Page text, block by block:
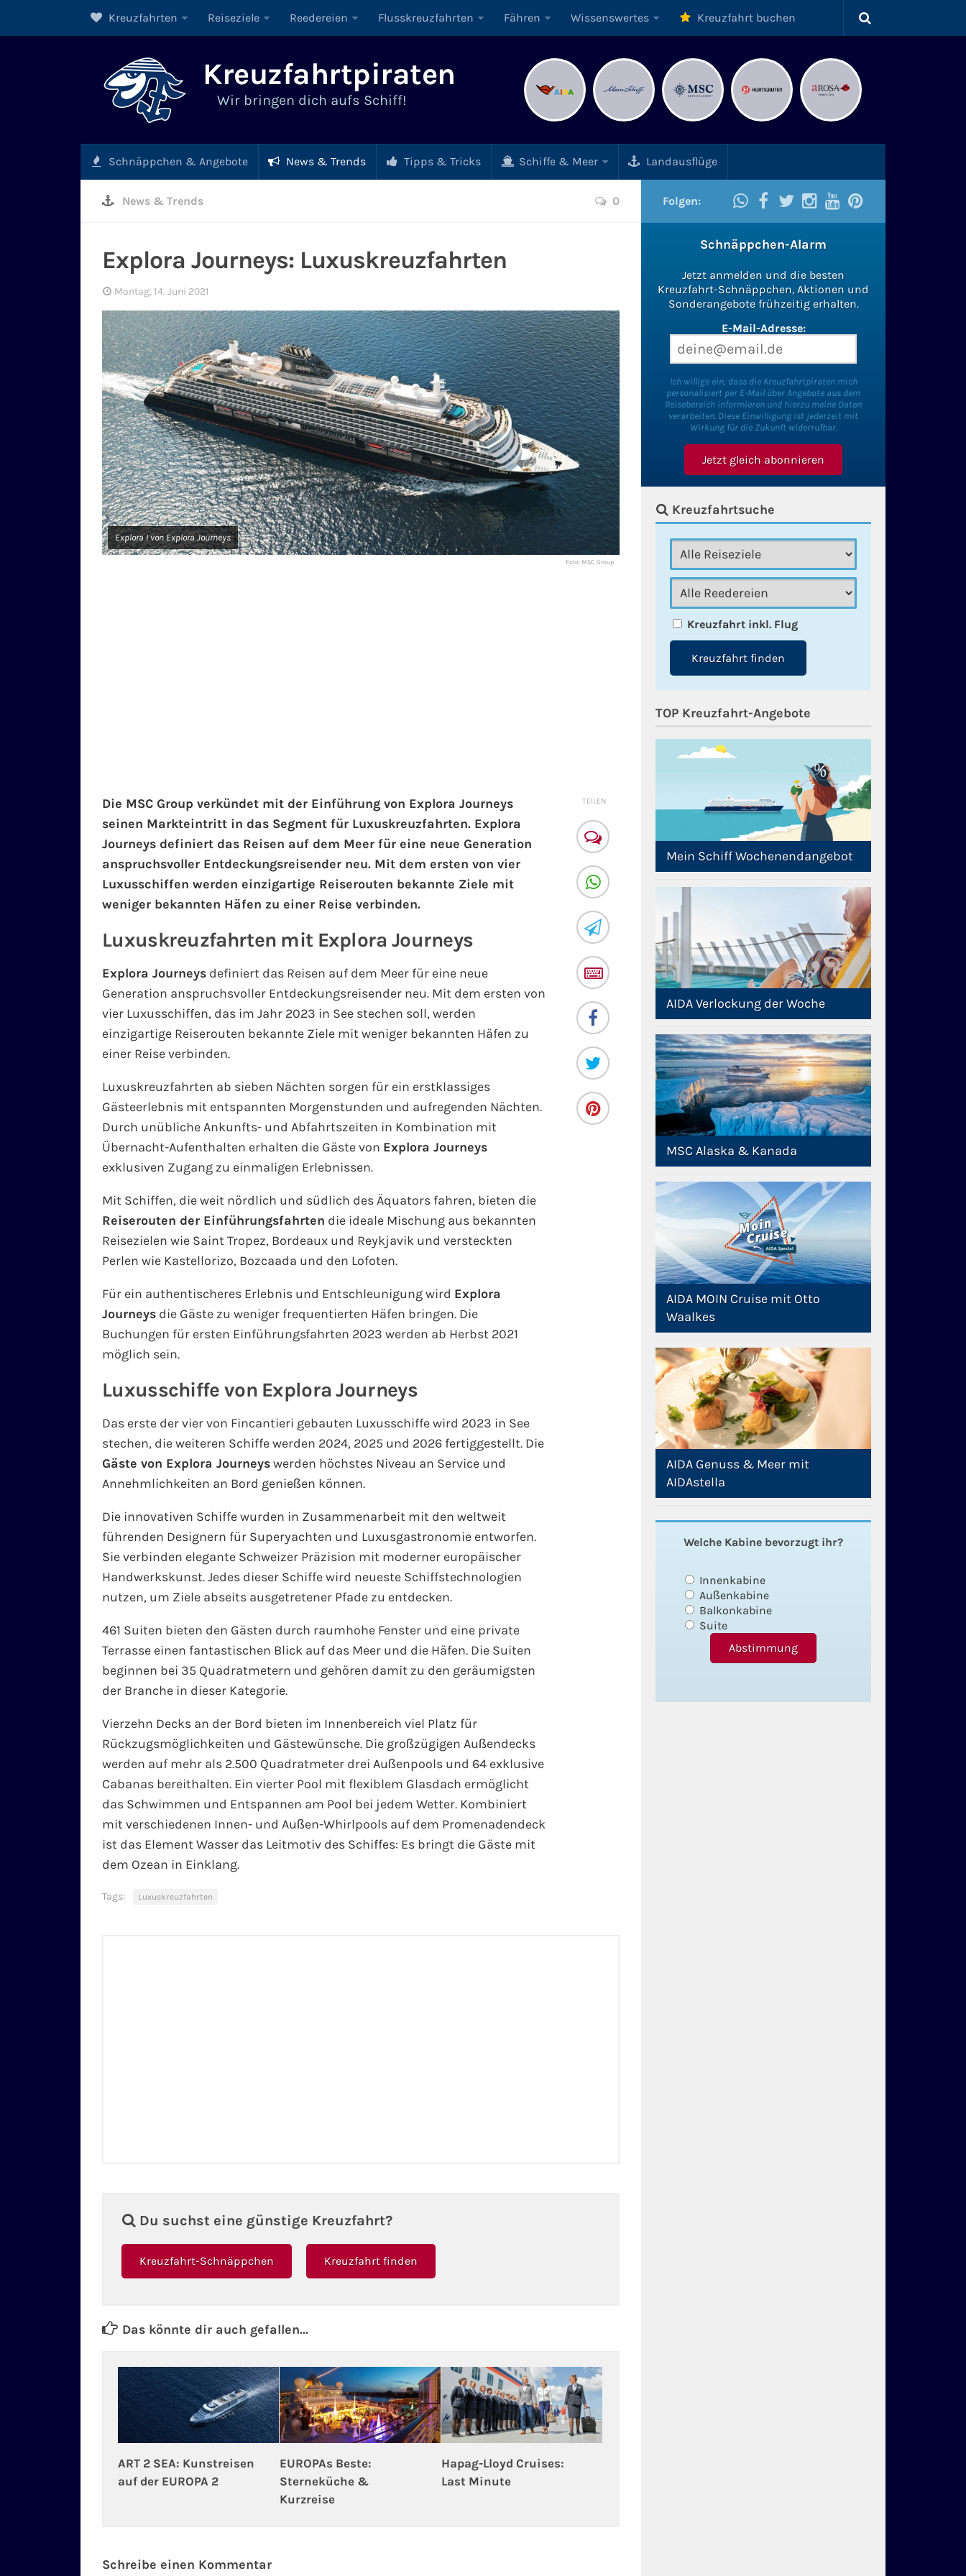
Kreuzfahrten Reiseziele Reedereien Flusskreuzfahrten Fähren Wissenswertes Kreuzfahrt buchen
Kreuzfahrtpiraten
Wir bringen dich aufs Schiff!
Schnäppchen & Angebote News & Trends Tipps & Tricks Schiffe & Meer Landausflüge
News & Trends 0
Explora Journeys: Luxuskreuzfahrten
Montag, 14. Juni 2021
Explora I von Explora Journeys
Foto: MSC Group
Die MSC Group verkündet mit der Einführung von Explora Journeys
seinen Markteintritt in das Segment für Luxuskreuzfahrten. Explora
Journeys definiert das Reisen auf dem Meer für eine neue Generation
anspruchsvoller Entdeckungsreisender neu. Mit dem ersten von vier
Luxusschiffen werden einzigartige Reiserouten bekannte Ziele mit
weniger bekannten Häfen zu einer Reise verbinden.
Luxuskreuzfahrten mit Explora Journeys
Explora Journeys definiert das Reisen auf dem Meer für eine neue
Generation anspruchsvoller Entdeckungsreisender neu. Mit dem ersten von
vier Luxusschiffen, das im Jahr 2023 in See stechen soll, werden
einzigartige Reiserouten bekannte Ziele mit weniger bekannten Häfen zu
einer Reise verbinden.
Luxuskreuzfahrten ab sieben Nächten sorgen für ein erstklassiges
Gästeerlebnis mit entspannten Morgenstunden und aufregenden Nächten.
Durch unübliche Ankunfts- und Abfahrtszeiten in Kombination mit
Übernacht-Aufenthalten erhalten die Gäste von Explora Journeys
exklusiven Zugang zu einmaligen Erlebnissen.
Mit Schiffen, die weit nördlich und südlich des Äquators fahren, bieten die
Reiserouten der Einführungsfahrten die ideale Mischung aus bekannten
Reisezielen wie Saint Tropez, Bordeaux und Reykjavik und versteckten
Perlen wie Kastellorizo, Bozcaada und den Lofoten.
Für ein authentischeres Erlebnis und Entschleunigung wird Explora
Journeys die Gäste zu weniger frequentierten Häfen bringen. Die
Buchungen für ersten Einführungsfahrten 2023 werden ab Herbst 2021
möglich sein.
Luxusschiffe von Explora Journeys
Das erste der vier von Fincantieri gebauten Luxusschiffe wird 2023 in See
stechen, die weiteren Schiffe werden 2024, 2025 und 2026 fertiggestellt. Die
Gäste von Explora Journeyswerden höchstes Niveau an Service und
Annehmlichkeiten an Bord genießen können.
Die innovativen Schiffe wurden in Zusammenarbeit mit den weltweit
führenden Designern für Superyachten und Luxusgastronomie entworfen.
Sie verbinden elegante Schweizer Präzision mit moderner europäischer
Handwerkskunst. Jedes dieser Schiffe wird neueste Schiffstechnologien
nutzen, um Ziele abseits ausgetretener Pfade zu entdecken.
461 Suiten bieten den Gästen durch raumhohe Fenster und eine private
Terrasse einen fantastischen Blick auf das Meer und die Häfen. Die Suiten
beginnen bei 35 Quadratmetern und gehören damit zu den geräumigsten
der Branche in dieser Kategorie.
Vierzehn Decks an der Bord bieten im Innenbereich viel Platz für
Rückzugsmöglichkeiten und Gästewünsche. Die großzügigen Außendecks
werden auf mehr als 2.500 Quadratmeter drei Außenpools und 64 exklusive
Cabanas bereithalten. Ein vierter Pool mit flexiblem Glasdach ermöglicht
das Schwimmen und Entspannen am Pool bei jedem Wetter. Kombiniert
mit verschiedenen Innen- und Außen-Whirlpools auf dem Promenadendeck
ist das Element Wasser das Leitmotiv des Schiffes: Es bringt die Gäste mit
dem Ozean in Einklang.
TEILEN
Tags: Luxuskreuzfahrten
Du suchst eine günstige Kreuzfahrt?
Kreuzfahrt-Schnäppchen Kreuzfahrt finden
Das könnte dir auch gefallen...
ART 2 SEA: Kunstreisen
auf der EUROPA 2
EUROPAs Beste:
Sterneküche &
Kurzreise
Hapag-Lloyd Cruises:
Last Minute
Schreibe einen Kommentar
Folgen:
Schnäppchen-Alarm
Jetzt anmelden und die besten
Kreuzfahrt-Schnäppchen, Aktionen und
Sonderangebote frühzeitig erhalten.
E-Mail-Adresse:
Ich willige ein, dass die Kreuzfahrtpiraten mich
personalisiert per E-Mail über Angebote aus dem
Reisebereich informieren und hierzu meine Daten
verarbeiten. Diese Einwilligung ist jederzeit mit
Wirkung für die Zukunft widerrufbar.
Kreuzfahrtsuche
Kreuzfahrt inkl. Flug
Kreuzfahrt finden
TOP Kreuzfahrt-Angebote
Mein Schiff Wochenendangebot
AIDA Verlockung der Woche
MSC Alaska & Kanada
AIDA MOIN Cruise mit Otto
Waalkes
AIDA Genuss & Meer mit
AIDAstella
Welche Kabine bevorzugt ihr?
Innenkabine
Außenkabine
Balkonkabine
Suite